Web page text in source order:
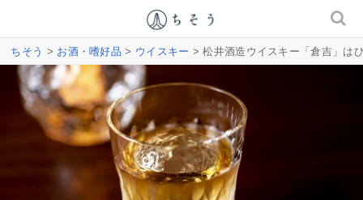
ちそう > お酒・嗜好品 > ウイスキー > 松井酒造ウイスキー「倉吉」は